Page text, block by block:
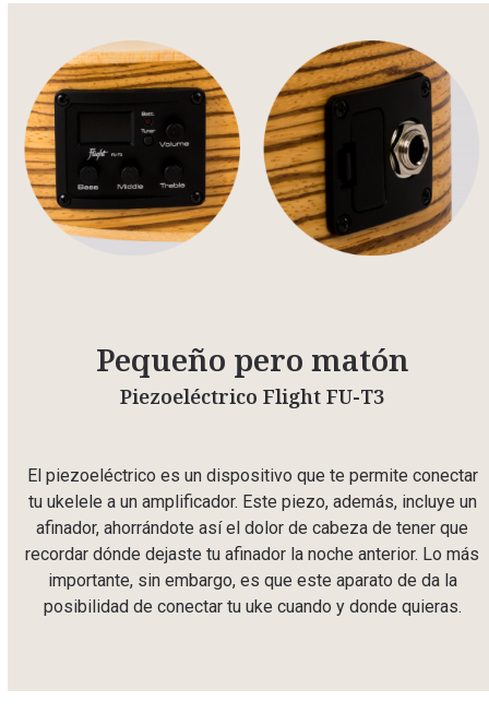
Pequeño pero matón
Piezoeléctrico Flight FU-T3
El piezoeléctrico es un dispositivo que te permite conectar
tu ukelele a un amplificador. Este piezo, además, incluye un
afinador, ahorrándote así el dolor de cabeza de tener que
recordar dónde dejaste tu afinador la noche anterior. Lo más
importante, sin embargo, es que este aparato de da la
posibilidad de conectar tu uke cuando y donde quieras.